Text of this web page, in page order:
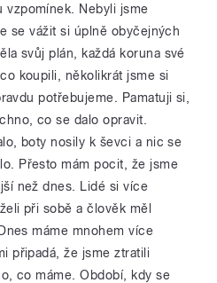
vzpomínek. Nebyli jsme
se vážit si úplně obyčejných
svůj plán, každá koruna své
koupili, několikrát jsme si
potřebujeme. Pamatuji si,
co se dalo opravit.
boty nosily k ševci a nic se
Přesto mám pocit, že jsme
než dnes. Lidé si více
při sobě a člověk měl
máme mnohem více
připadá, že jsme ztratili
co máme. Období, kdy se